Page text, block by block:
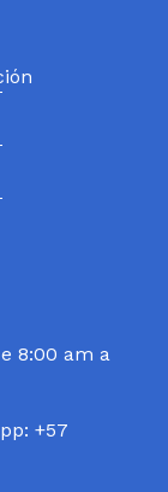
8:00 am a
+57